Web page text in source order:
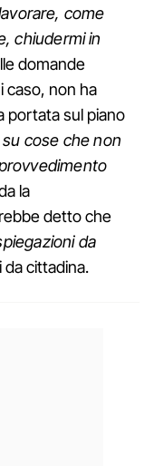
come
chiudermi in
domande
caso, non ha
portata sul piano
cose che non
la
detto che
da
da cittadina.